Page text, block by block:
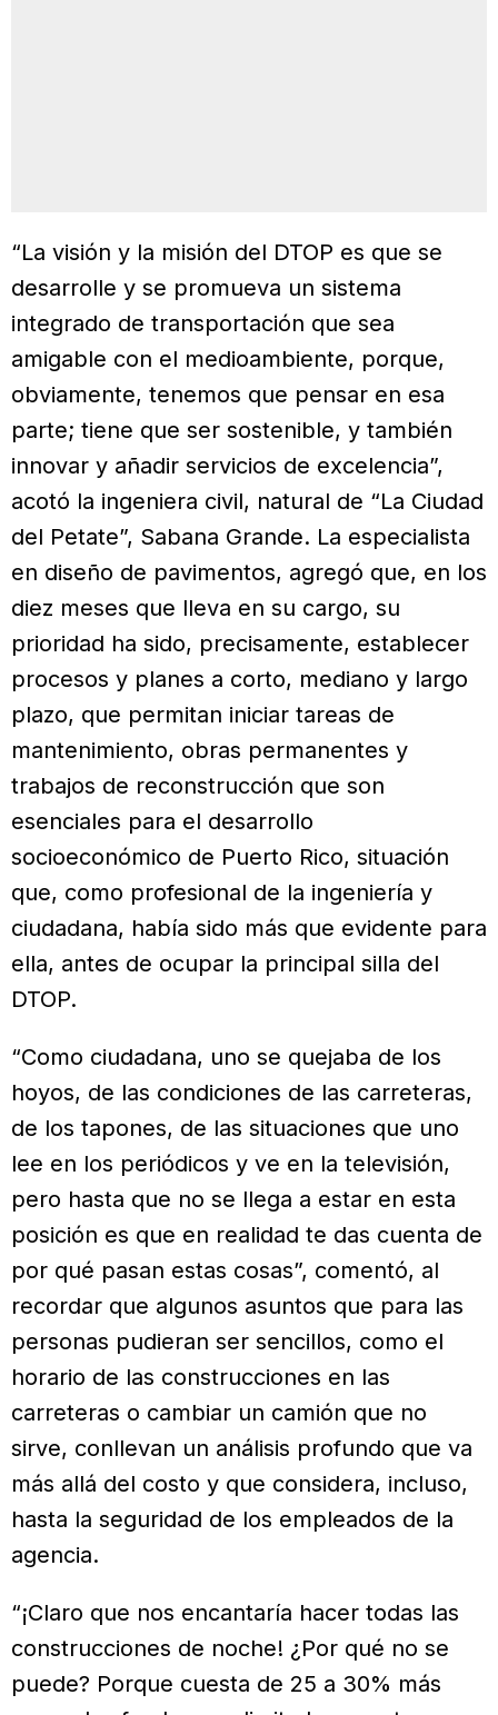
“La visión y la misión del DTOP es que se
desarrolle y se promueva un sistema
integrado de transportación que sea
amigable con el medioambiente, porque,
obviamente, tenemos que pensar en esa
parte; tiene que ser sostenible, y también
innovar y añadir servicios de excelencia”,
acotó la ingeniera civil, natural de “La Ciudad
del Petate”, Sabana Grande. La especialista
en diseño de pavimentos, agregó que, en los
diez meses que lleva en su cargo, su
prioridad ha sido, precisamente, establecer
procesos y planes a corto, mediano y largo
plazo, que permitan iniciar tareas de
mantenimiento, obras permanentes y
trabajos de reconstrucción que son
esenciales para el desarrollo
socioeconómico de Puerto Rico, situación
que, como profesional de la ingeniería y
ciudadana, había sido más que evidente para
ella, antes de ocupar la principal silla del
DTOP.
“Como ciudadana, uno se quejaba de los
hoyos, de las condiciones de las carreteras,
de los tapones, de las situaciones que uno
lee en los periódicos y ve en la televisión,
pero hasta que no se llega a estar en esta
posición es que en realidad te das cuenta de
por qué pasan estas cosas”, comentó, al
recordar que algunos asuntos que para las
personas pudieran ser sencillos, como el
horario de las construcciones en las
carreteras o cambiar un camión que no
sirve, conllevan un análisis profundo que va
más allá del costo y que considera, incluso,
hasta la seguridad de los empleados de la
agencia.
“¡Claro que nos encantaría hacer todas las
construcciones de noche! ¿Por qué no se
puede? Porque cuesta de 25 a 30% más